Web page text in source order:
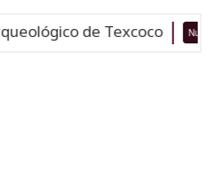
de Texcoco Nuevo